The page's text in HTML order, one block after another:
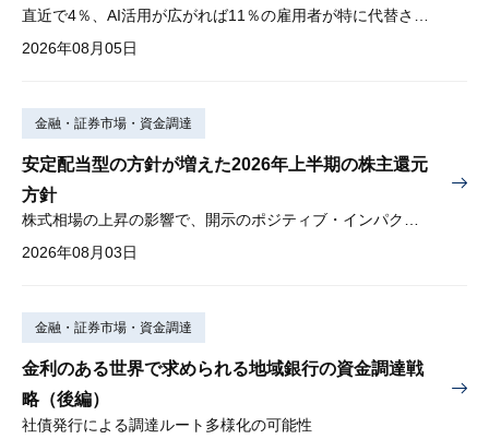
2026年08月05日
金融・証券市場・資金調達
安定配当型の方針が増えた2026年上半期の株主還元
方針
株式相場の上昇の影響で、開示のポジティブ・インパクトは低下
2026年08月03日
金融・証券市場・資金調達
金利のある世界で求められる地域銀行の資金調達戦
略（後編）
社債発行による調達ルート多様化の可能性